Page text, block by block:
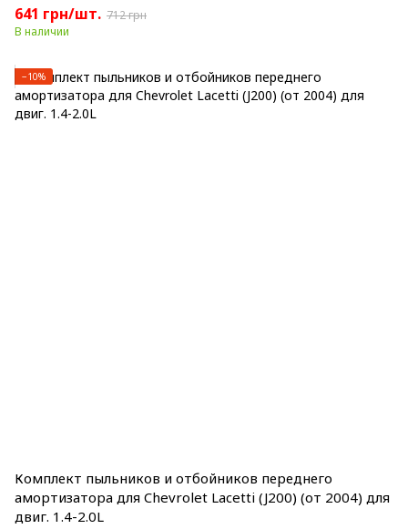
641 грн/шт. 712 грн
В наличии
−10%
Комплект пыльников и отбойников переднего
амортизатора для Chevrolet Lacetti (J200) (от 2004) для
двиг. 1.4-2.0L